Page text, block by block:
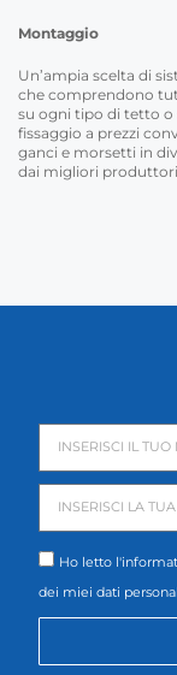
Montaggio
Un’ampia scelta di
che comprendono
su ogni tipo di tetto o
fissaggio a prezzi
ganci e morsetti in
dai migliori produttori
Ho letto
dei miei dati